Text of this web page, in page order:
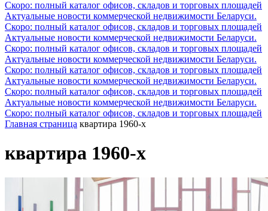
Скоро: полный каталог офисов, складов и торговых площадей
Актуальные новости коммерческой недвижимости Беларуси.
Скоро: полный каталог офисов, складов и торговых площадей
Актуальные новости коммерческой недвижимости Беларуси.
Скоро: полный каталог офисов, складов и торговых площадей
Актуальные новости коммерческой недвижимости Беларуси.
Скоро: полный каталог офисов, складов и торговых площадей
Актуальные новости коммерческой недвижимости Беларуси.
Скоро: полный каталог офисов, складов и торговых площадей
Актуальные новости коммерческой недвижимости Беларуси.
Скоро: полный каталог офисов, складов и торговых площадей
Главная страница квартира 1960-х
квартира 1960-х